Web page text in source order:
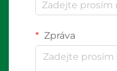
Zpráva